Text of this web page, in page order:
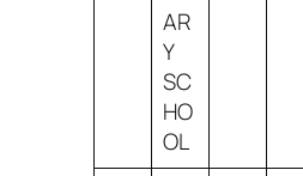
AR
Y
SC
HO
OL